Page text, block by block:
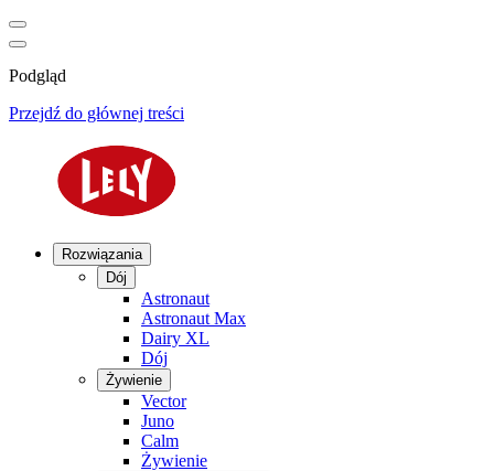
Podgląd
Przejdź do głównej treści
Rozwiązania
Dój
Astronaut
Astronaut Max
Dairy XL
Dój
Żywienie
Vector
Juno
Calm
Żywienie